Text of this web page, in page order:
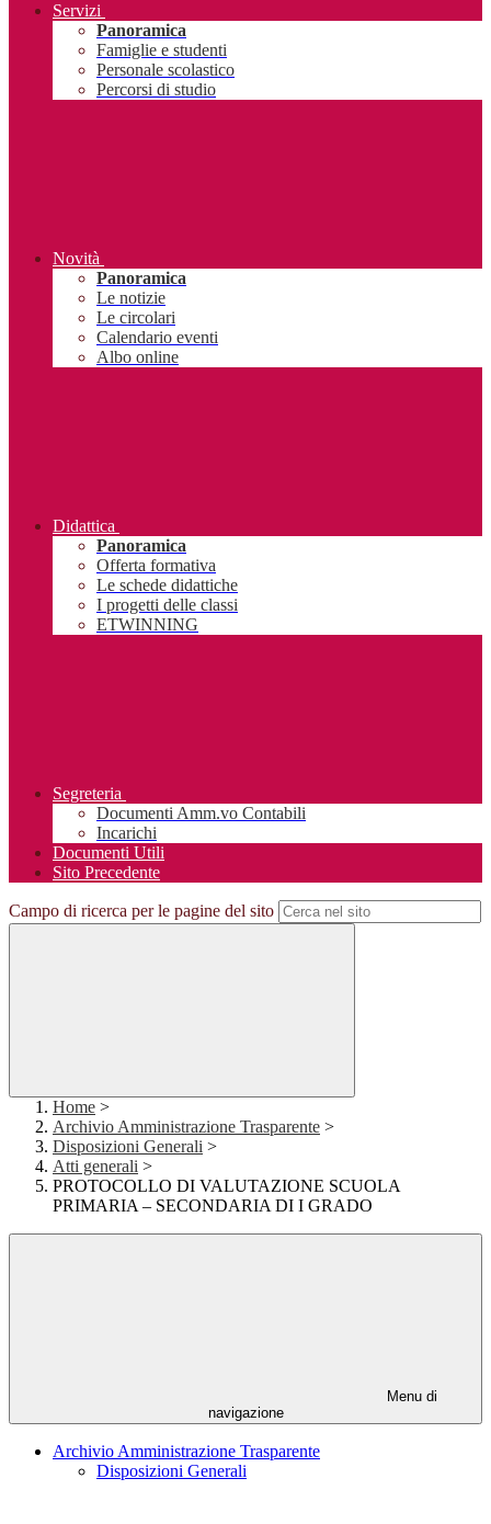
Servizi
Panoramica
Famiglie e studenti
Personale scolastico
Percorsi di studio
Novità
Panoramica
Le notizie
Le circolari
Calendario eventi
Albo online
Didattica
Panoramica
Offerta formativa
Le schede didattiche
I progetti delle classi
ETWINNING
Segreteria
Documenti Amm.vo Contabili
Incarichi
Documenti Utili
Sito Precedente
Campo di ricerca per le pagine del sito
Home >
Archivio Amministrazione Trasparente >
Disposizioni Generali >
Atti generali >
PROTOCOLLO DI VALUTAZIONE SCUOLA
PRIMARIA – SECONDARIA DI I GRADO
Menu di
navigazione
Archivio Amministrazione Trasparente
Disposizioni Generali